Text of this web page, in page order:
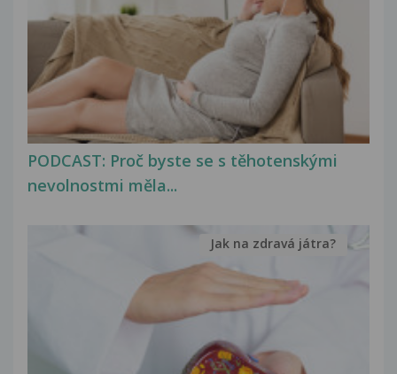
PODCAST: Proč byste se s těhotenskými
nevolnostmi měla...
Jak na zdravá játra?